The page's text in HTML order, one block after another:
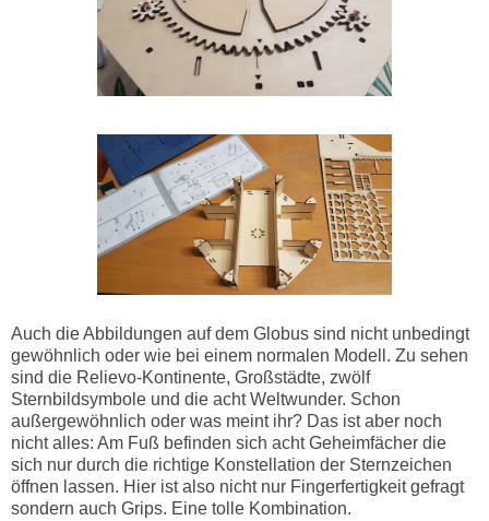
Auch die Abbildungen auf dem Globus sind nicht unbedingt
gewöhnlich oder wie bei einem normalen Modell. Zu sehen
sind die Relievo-Kontinente, Großstädte, zwölf
Sternbildsymbole und die acht Weltwunder. Schon
außergewöhnlich oder was meint ihr? Das ist aber noch
nicht alles: Am Fuß befinden sich acht Geheimfächer die
sich nur durch die richtige Konstellation der Sternzeichen
öffnen lassen. Hier ist also nicht nur Fingerfertigkeit gefragt
sondern auch Grips. Eine tolle Kombination.